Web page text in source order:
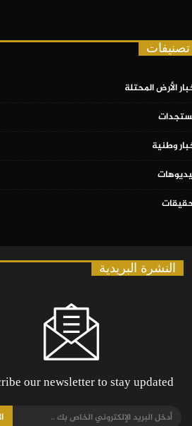
تصنيفات
الأرض المحتلة
وطنية
النشرة البريدية
our newsletter to stay updated.